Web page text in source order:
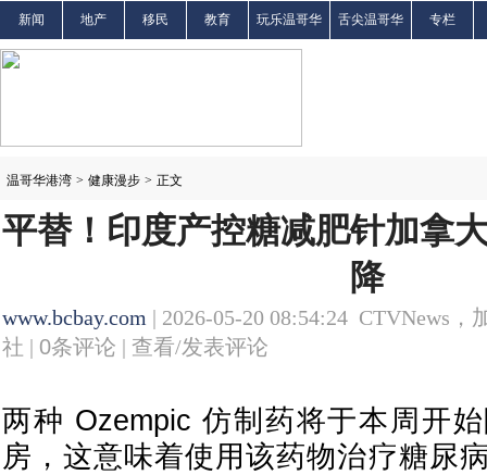
新闻 地产 移民 教育 玩乐温哥华 舌尖温哥华 专栏
温哥华港湾 > 健康漫步 > 正文
平替！印度产控糖减肥针加拿
降
www.bcbay.com | 2026-05-20 08:54:24 CTVNews，
社 | 0条评论 | 查看/发表评论
两种 Ozempic 仿制药将于本周开
房，这意味着使用该药物治疗糖尿